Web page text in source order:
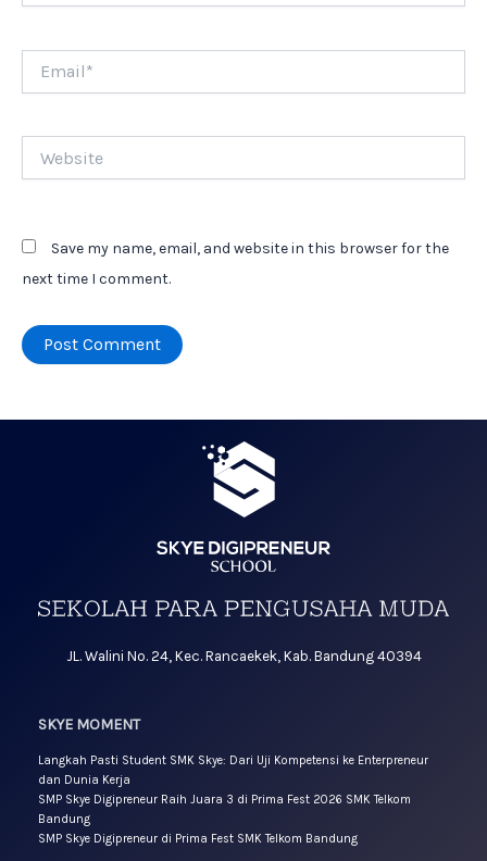
Save my name, email, and website in this browser for the
next time I comment.
JL. Walini No. 24, Kec. Rancaekek, Kab. Bandung 40394
SKYE MOMENT
Langkah Pasti Student SMK Skye: Dari Uji Kompetensi ke Enterpreneur
dan Dunia Kerja
SMP Skye Digipreneur Raih Juara 3 di Prima Fest 2026 SMK Telkom
Bandung
SMP Skye Digipreneur di Prima Fest SMK Telkom Bandung